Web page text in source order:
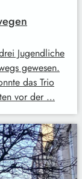
Jugendliche
gewesen.
das Trio
vor der …